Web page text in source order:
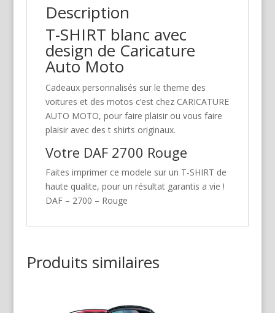
Description
T-SHIRT blanc avec
design de Caricature
Auto Moto
Cadeaux personnalisés sur le theme des
voitures et des motos c’est chez CARICATURE
AUTO MOTO, pour faire plaisir ou vous faire
plaisir avec des t shirts originaux.
Votre DAF 2700 Rouge
Faites imprimer ce modele sur un T-SHIRT de
haute qualite, pour un résultat garantis a vie !
DAF – 2700 – Rouge
Produits similaires